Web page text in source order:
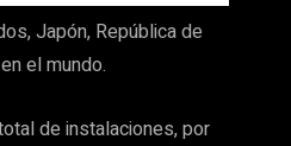
Japón, República de
el mundo.
de instalaciones, por